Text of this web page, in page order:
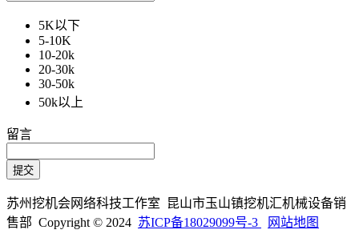
5K以下
5-10K
10-20k
20-30k
30-50k
50k以上
留言
苏州挖机会网络科技工作室 昆山市玉山镇挖机汇机械设备销
售部 Copyright © 2024 苏ICP备18029099号-3 网站地图